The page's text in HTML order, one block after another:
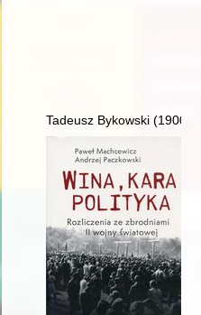
Tadeusz Bykowski (1900-